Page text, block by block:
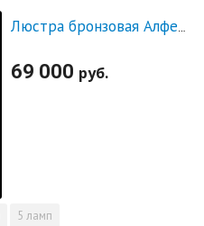
Люстра бронзовая Алфея №5 "Малахит" шар черная
69 000 руб.
5 ламп